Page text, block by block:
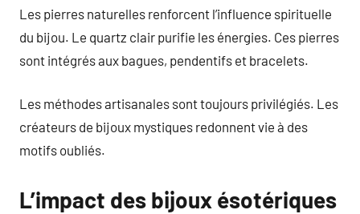
Les pierres naturelles renforcent l’influence spirituelle
du bijou. Le quartz clair purifie les énergies. Ces pierres
sont intégrés aux bagues, pendentifs et bracelets.
Les méthodes artisanales sont toujours privilégiés. Les
créateurs de bijoux mystiques redonnent vie à des
motifs oubliés.
L’impact des bijoux ésotériques